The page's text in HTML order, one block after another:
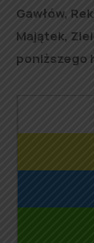
Gawłów,
Majątek,
poniższego